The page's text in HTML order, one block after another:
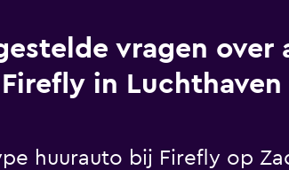
vragen over
Firefly in Luchthaven
huurauto bij Firefly op